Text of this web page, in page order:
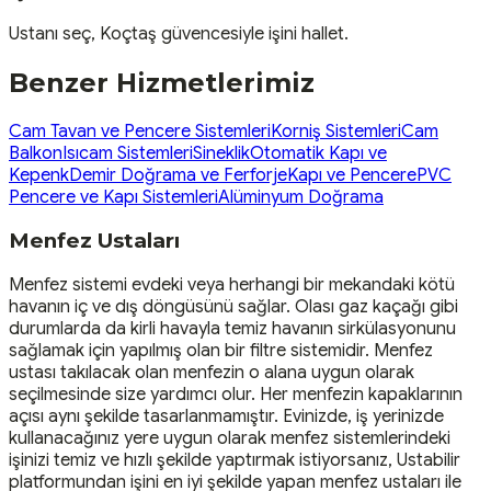
Ustanı seç, Koçtaş güvencesiyle işini hallet.
Benzer Hizmetlerimiz
Cam Tavan ve Pencere SistemleriKorniş SistemleriCam
BalkonIsıcam SistemleriSineklikOtomatik Kapı ve
KepenkDemir Doğrama ve FerforjeKapı ve PencerePVC
Pencere ve Kapı SistemleriAlüminyum Doğrama
Menfez Ustaları
Menfez sistemi evdeki veya herhangi bir mekandaki kötü
havanın iç ve dış döngüsünü sağlar. Olası gaz kaçağı gibi
durumlarda da kirli havayla temiz havanın sirkülasyonunu
sağlamak için yapılmış olan bir filtre sistemidir. Menfez
ustası takılacak olan menfezin o alana uygun olarak
seçilmesinde size yardımcı olur. Her menfezin kapaklarının
açısı aynı şekilde tasarlanmamıştır. Evinizde, iş yerinizde
kullanacağınız yere uygun olarak menfez sistemlerindeki
işinizi temiz ve hızlı şekilde yaptırmak istiyorsanız, Ustabilir
platformundan işini en iyi şekilde yapan menfez ustaları ile